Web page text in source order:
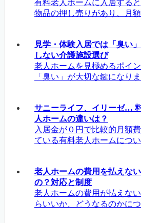
有料老人ホームに入居する
物品の押し売りがあり、月
見学・体験入居では「臭い
しない介護施設選び
老人ホームを見極めるポイ
「臭い」が大切な鍵になり
サニーライフ、イリーゼ…
人ホームの違いは？
入居金が０円で比較的月額
ている有料老人ホームにつ
老人ホームの費用を払えな
の？対応と制度
老人ホームの費用が払えな
らいいか、どうなるのかに